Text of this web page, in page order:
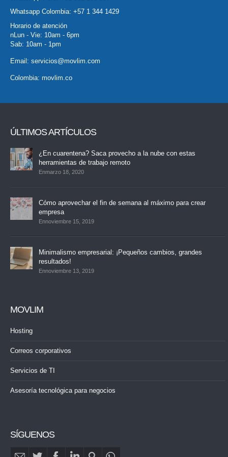
Whatsapp Colombia: +57 1 344 1429
Horario de atención
nLun - Vie: 10am - 6pm
Sab: 10am - 1pm
Email: servicios@movlim.com
Colombia: movlim.co
ÚLTIMOS ARTÍCULOS
¿En cuarentena? Saca provecho a la nube con estas
herramientas de trabajo remoto
Enmarzo 18, 2020
Cómo aprovechar el fin de semana al máximo para crear
empresa
Ennoviembre 15, 2019
Minimalismo empresarial: ¡Pequeños cambios, grandes
resultados!
Ennoviembre 13, 2019
MOVLIM
Hosting
Correos corporativos
Servicios de TI
Asesoría tecnológica para negocios
SÍGUENOS